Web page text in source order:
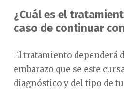
¿Cuál es el
caso de continuar
El tratamiento dependerá
embarazo que se este
diagnóstico y del tipo de